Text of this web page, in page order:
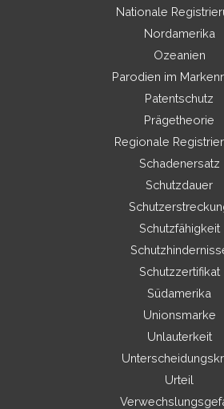
Nationale
Nordamerika
Ozeanien
Parodien im
Patentschutz
Prägetheorie
Regionale
Schadenersatz
Schutzdauer
Schutzfähigkeit
Schutzzertifikat
Südamerika
Unionsmarke
Unlauterkeit
Urteil